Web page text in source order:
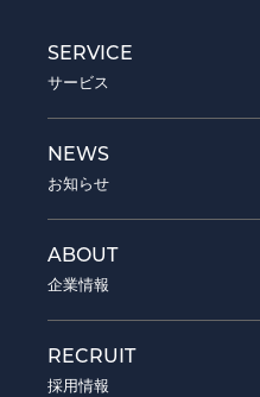
SERVICE
サービス
ADVERTISING
WEB広告代理事業
EC
メーカー事業
NEWS
お知らせ
ABOUT
企業情報
COMPANY
会社概要
RECRUIT
採用情報